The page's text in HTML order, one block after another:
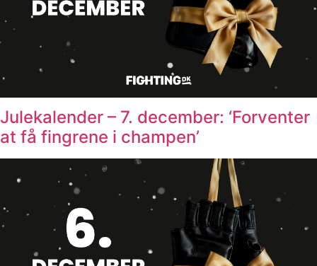
Julekalender – 7. december: ‘Forventer
at få fingrene i champen’